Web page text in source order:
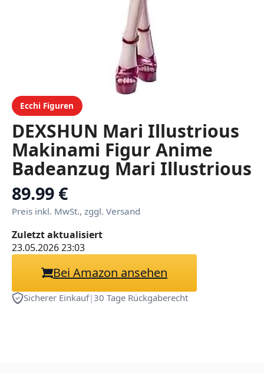
Ecchi Figuren
DEXSHUN Mari Illustrious
Makinami Figur Anime
Badeanzug Mari Illustrious
Makinami Stehende
Haltung großer Größe
Action Figur PVC
Modellfigur Sammlerstück
Geschenk 40cm
89.99 €
Preis inkl. MwSt., zggl. Versand
Zuletzt aktualisiert
23.05.2026 23:03
Bei Amazon ansehen
Sicherer Einkauf|30 Tage Rückgaberecht